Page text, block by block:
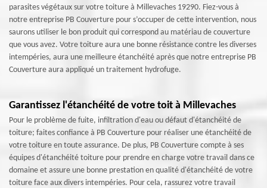
parasites végétaux sur votre toiture à Millevaches 19290. Fiez-vous à
notre entreprise PB Couverture pour s’occuper de cette intervention, nous
saurons utiliser le bon produit qui correspond au matériau de couverture
que vous avez. Votre toiture aura une bonne résistance contre les diverses
intempéries, aura une meilleure étanchéité après que notre entreprise PB
Couverture aura appliqué un traitement hydrofuge.
Garantissez l'étanchéité de votre toit à Millevaches
Pour le problème de fuite, infiltration d'eau ou défaut d'étanchéité de
toiture; faites confiance à PB Couverture pour réaliser une étanchéité de
votre toiture en toute assurance. De plus, PB Couverture compte à ses
équipes d'étanchéité toiture pour prendre en charge votre travail dans ce
domaine et assure une bonne prestation en qualité d'étanchéité de votre
toiture face aux divers intempéries. Pour cela, rassurez votre travail